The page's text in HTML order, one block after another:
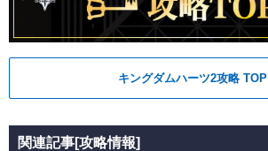
キングダムハーツ2攻略 TOP
関連記事[攻略情報]